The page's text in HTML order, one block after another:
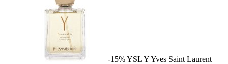
-15%YSL YYves Saint Laurent